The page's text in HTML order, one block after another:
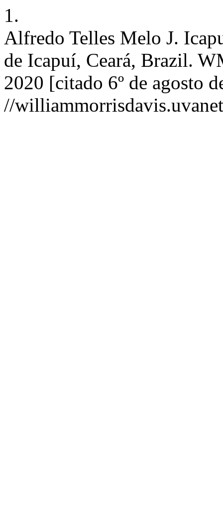
1.
Alfredo Telles Melo J.
de Icapuí­, Ceará, Brazil.
2020 [citado 6º de agosto
//